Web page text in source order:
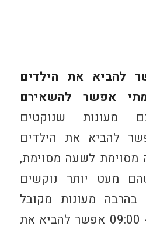
להביא את הילדים
אפשר להשאירם
מעונות שנוקטים
להביא את הילדים
מסוימת לשעה מסוימת,
מעט יותר נוקשים
מעונות מקובל
שבין -07:30 ל- 09:00 אפשר להביא את